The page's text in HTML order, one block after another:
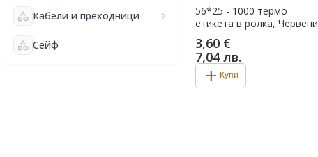
category Кабели и преходници chevron_right
category Сейф
56*25 - 1000 термо
етикета в ролка, Червени
3,60 €
7,04 лв.
add Купи